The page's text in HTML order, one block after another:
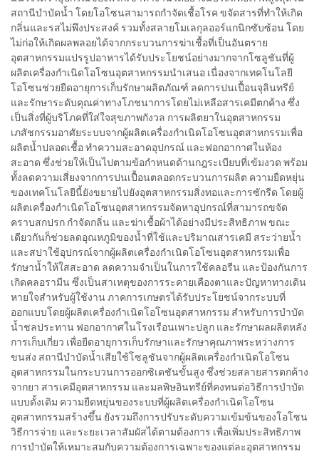
สถานีบำบัดน้ำ โดยโอโซนสามารถกำจัดเชื้อโรค ขจัดสารที่ทำให้เกิด
กลิ่นและรสไม่พึงประสงค์ รวมทั้งสลายโมเลกุลออร์แกนิกซับซ้อน โดย
ไม่ก่อให้เกิดผลพลอยได้จากกระบวนการฆ่าเชื้อที่เป็นอันตราย
อุตสาหกรรมแปรรูปอาหารได้รับประโยชน์อย่างมากจากโซลูชันที่ผู้
ผลิตเครื่องกำเนิดโอโซนอุตสาหกรรมนำเสนอ เนื่องจากเทคโนโลยี
โอโซนช่วยยืดอายุการเก็บรักษาผลิตภัณฑ์ ลดการปนเปื้อนจุลินทรีย์
และรักษาระดับคุณค่าทางโภชนาการโดยไม่เหลือสารเคมีตกค้าง ซึ่ง
เป็นสิ่งที่ผู้บริโภคที่ใส่ใจสุขภาพกังวล การผลิตยาในอุตสาหกรรม
เภสัชกรรมอาศัยระบบจากผู้ผลิตเครื่องกำเนิดโอโซนอุตสาหกรรมเพื่อ
ผลิตน้ำปลอดเชื้อ ทำความสะอาดอุปกรณ์ และฟอกอากาศในห้อง
สะอาด ซึ่งช่วยให้เป็นไปตามข้อกำหนดด้านกฎระเบียบที่เข้มงวด พร้อม
ทั้งลดความเสี่ยงจากการปนเปื้อนตลอดกระบวนการผลิต ความยืดหยุ่น
ของเทคโนโลยีนี้ยังขยายไปยังอุตสาหกรรมสิ่งทอและการซักรีด โดยผู้
ผลิตเครื่องกำเนิดโอโซนอุตสาหกรรมจัดหาอุปกรณ์ที่สามารถขจัด
คราบสกปรก กำจัดกลิ่น และฆ่าเชื้อผ้าได้อย่างมีประสิทธิภาพ ขณะ
เดียวกันก็ช่วยลดอุณหภูมิของน้ำที่ใช้และปริมาณสารเคมี สระว่ายน้ำ
และสปาใช้อุปกรณ์จากผู้ผลิตเครื่องกำเนิดโอโซนอุตสาหกรรมเพื่อ
รักษาน้ำให้ใสสะอาด ลดความจำเป็นในการใช้คลอรีน และป้องกันการ
เกิดคลอรามีน ซึ่งเป็นสาเหตุของการระคายเคืองตาและปัญหาทางเดิน
หายใจสำหรับผู้ใช้งาน ภาคการเกษตรได้รับประโยชน์จากระบบที่
ออกแบบโดยผู้ผลิตเครื่องกำเนิดโอโซนอุตสาหกรรม สำหรับการบำบัด
น้ำชลประทาน ฟอกอากาศในโรงเรือนเพาะปลูก และรักษาผลผลิตหลัง
การเก็บเกี่ยว เพื่อยืดอายุการเก็บรักษาและรักษาคุณภาพระหว่างการ
ขนส่ง สถานีบำบัดน้ำเสียใช้โซลูชันจากผู้ผลิตเครื่องกำเนิดโอโซน
อุตสาหกรรมในกระบวนการออกซิเดชันขั้นสูง ซึ่งช่วยสลายสารตกค้าง
จากยา สารเคมีอุตสาหกรรม และมลพิษอินทรีย์ที่คงทนต่อวิธีการบำบัด
แบบดั้งเดิม ความยืดหยุ่นของระบบที่ผู้ผลิตเครื่องกำเนิดโอโซน
อุตสาหกรรมสร้างขึ้น ยังรวมถึงการปรับระดับความเข้มข้นของโอโซน
วิธีการจ่าย และระยะเวลาสัมผัสได้ตามต้องการ เพื่อเพิ่มประสิทธิภาพ
การบำบัดให้เหมาะสมกับความต้องการเฉพาะของแต่ละอุตสาหกรรม